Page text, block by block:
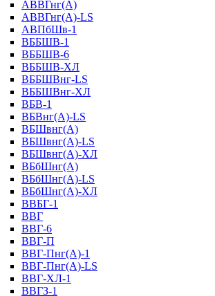
АВВГнг(А)
АВВГнг(А)-LS
АВПбШв-1
ВББШВ-1
ВББШВ-6
ВББШВ-ХЛ
ВББШВнг-LS
ВББШВнг-ХЛ
ВБВ-1
ВБВнг(А)-LS
ВБШвнг(А)
ВБШвнг(А)-LS
ВБШвнг(А)-ХЛ
ВБбШнг(А)
ВБбШнг(А)-LS
ВБбШнг(А)-ХЛ
ВВБГ-1
ВВГ
ВВГ-6
ВВГ-П
ВВГ-Пнг(А)-1
ВВГ-Пнг(А)-LS
ВВГ-ХЛ-1
ВВГЗ-1